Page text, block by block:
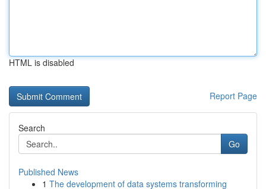
HTML is disabled
Report Page
Search
Go
Published News
1 The development of data systems transforming